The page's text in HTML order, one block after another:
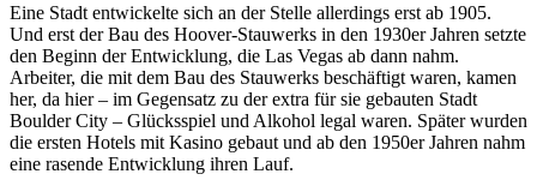
Eine Stadt entwickelte sich an der Stelle allerdings erst ab 1905.
Und erst der Bau des Hoover-Stauwerks in den 1930er Jahren setzte
den Beginn der Entwicklung, die Las Vegas ab dann nahm.
Arbeiter, die mit dem Bau des Stauwerks beschäftigt waren, kamen
her, da hier – im Gegensatz zu der extra für sie gebauten Stadt
Boulder City – Glücksspiel und Alkohol legal waren. Später wurden
die ersten Hotels mit Kasino gebaut und ab den 1950er Jahren nahm
eine rasende Entwicklung ihren Lauf.